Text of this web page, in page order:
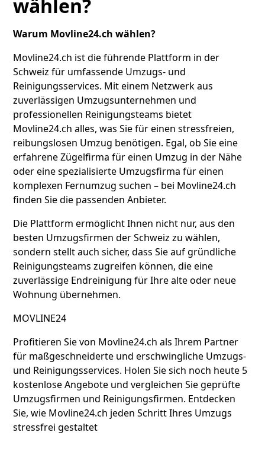
wählen?
Warum Movline24.ch wählen?
Movline24.ch ist die führende Plattform in der
Schweiz für umfassende Umzugs- und
Reinigungsservices. Mit einem Netzwerk aus
zuverlässigen Umzugsunternehmen und
professionellen Reinigungsteams bietet
Movline24.ch alles, was Sie für einen stressfreien,
reibungslosen Umzug benötigen. Egal, ob Sie eine
erfahrene Zügelfirma für einen Umzug in der Nähe
oder eine spezialisierte Umzugsfirma für einen
komplexen Fernumzug suchen – bei Movline24.ch
finden Sie die passenden Anbieter.
Die Plattform ermöglicht Ihnen nicht nur, aus den
besten Umzugsfirmen der Schweiz zu wählen,
sondern stellt auch sicher, dass Sie auf gründliche
Reinigungsteams zugreifen können, die eine
zuverlässige Endreinigung für Ihre alte oder neue
Wohnung übernehmen.
MOVLINE24
Profitieren Sie von Movline24.ch als Ihrem Partner
für maßgeschneiderte und erschwingliche Umzugs-
und Reinigungsservices. Holen Sie sich noch heute 5
kostenlose Angebote und vergleichen Sie geprüfte
Umzugsfirmen und Reinigungsfirmen. Entdecken
Sie, wie Movline24.ch jeden Schritt Ihres Umzugs
stressfrei gestaltet